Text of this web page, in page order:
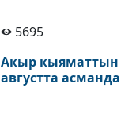
5695
Акыр кыяматтын
августта